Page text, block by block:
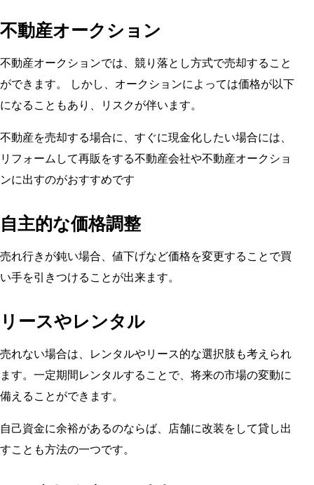
不動産オークション
不動産オークションでは、競り落とし方式で売却すること
ができます。 しかし、オークションによっては価格が以下
になることもあり、リスクが伴います。
不動産を売却する場合に、すぐに現金化したい場合には、
リフォームして再販をする不動産会社や不動産オークショ
ンに出すのがおすすめです
自主的な価格調整
売れ行きが鈍い場合、値下げなど価格を変更することで買
い手を引きつけることが出来ます。
リースやレンタル
売れない場合は、レンタルやリース的な選択肢も考えられ
ます。一定期間レンタルすることで、将来の市場の変動に
備えることができます。
自己資金に余裕があるのならば、店舗に改装をして貸し出
すことも方法の一つです。